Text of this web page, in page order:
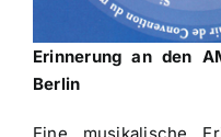
Erinnerung an den
Berlin